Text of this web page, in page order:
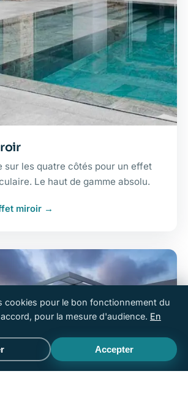
sur les quatre côtés pour un effet
Le haut de gamme absolu.
miroir
Devis gratuit
cookies pour le bon fonctionnement du
pour la mesure d'audience. En
Accepter